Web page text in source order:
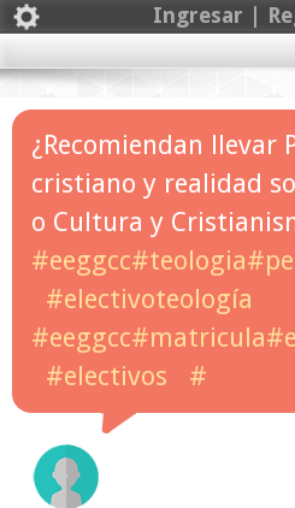
Ingresar |
¿Recomiendan llevar
cristiano y realidad
o Cultura y
#electivoteología
#electivos
#